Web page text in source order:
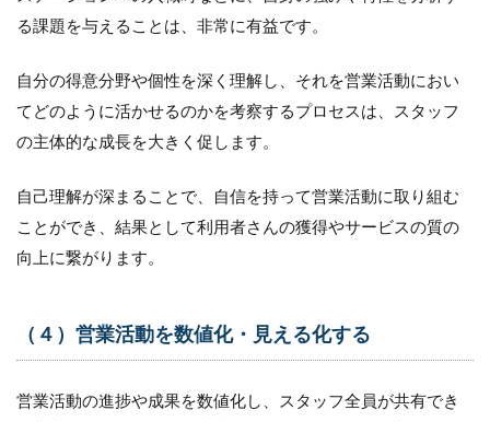
る課題を与えることは、非常に有益です。
自分の得意分野や個性を深く理解し、それを営業活動におい
てどのように活かせるのかを考察するプロセスは、スタッフ
の主体的な成長を大きく促します。
自己理解が深まることで、自信を持って営業活動に取り組む
ことができ、結果として利用者さんの獲得やサービスの質の
向上に繋がります。
（４）営業活動を数値化・見える化する
営業活動の進捗や成果を数値化し、スタッフ全員が共有でき